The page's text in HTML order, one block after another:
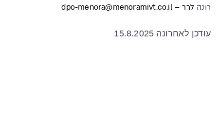
רונה לרר –dpo-menora@menoramivt.co.il
עודכן לאחרונה 15.8.2025